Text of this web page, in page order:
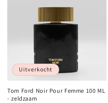
Uitverkocht
Tom Ford Noir Pour Femme 100 ML
- zeldzaam